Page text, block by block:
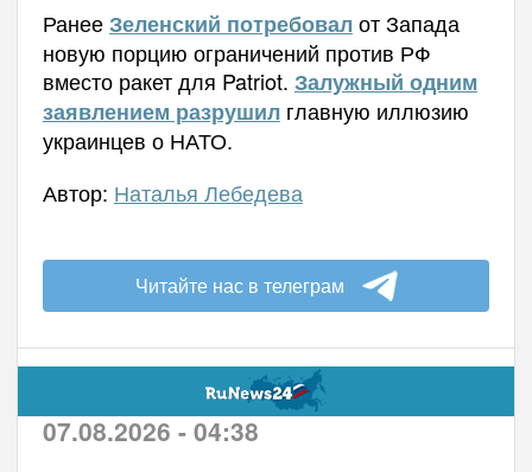
РанееЗеленский потребовалот Запада
новую порцию ограничений против РФ
вместо ракет для Patriot. Залужный одним
заявлением разрушилглавную иллюзию
украинцев о НАТО.
Автор: Наталья Лебедева
Читайте нас в телеграм
07.08.2026 - 04:38